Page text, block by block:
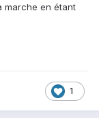
marche en étant
1